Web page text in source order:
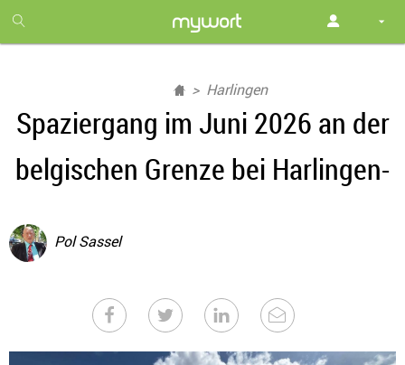
month
free
Harlingen
Spaziergang im Juni 2026 an der
belgischen Grenze bei Harlingen-
Pol Sassel